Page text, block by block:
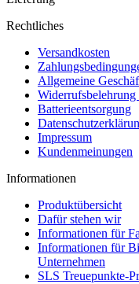
Rechtliches
Versandkosten
Allgemeine
Batterieentsorgung
Impressum
Kundenmeinungen
Informationen
Produktübersicht
Dafür stehen wir
Informationen für
Informationen für
Unternehmen
SLS Treuepunkte-